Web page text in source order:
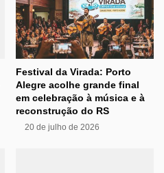
Festival da Virada: Porto
Alegre acolhe grande final
em celebração à música e à
reconstrução do RS
20 de julho de 2026